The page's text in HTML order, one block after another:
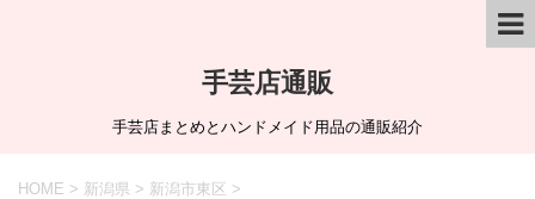
手芸店通販
手芸店まとめとハンドメイド用品の通販紹介
HOME > 新潟県 > 新潟市東区 >